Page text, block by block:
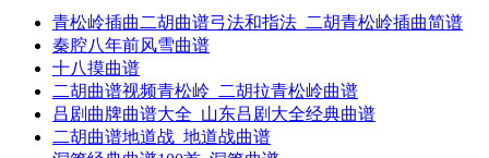
青松岭插曲二胡曲谱弓法和指法_二胡青松岭插曲简谱
秦腔八年前风雪曲谱
十八摸曲谱
二胡曲谱视频青松岭_二胡拉青松岭曲谱
吕剧曲牌曲谱大全_山东吕剧大全经典曲谱
二胡曲谱地道战_地道战曲谱